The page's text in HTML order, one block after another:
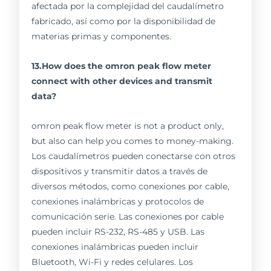
afectada por la complejidad del caudalímetro
fabricado, así como por la disponibilidad de
materias primas y componentes.
13.How does the omron peak flow meter
connect with other devices and transmit
data?
omron peak flow meter is not a product only,
but also can help you comes to money-making.
Los caudalímetros pueden conectarse con otros
dispositivos y transmitir datos a través de
diversos métodos, como conexiones por cable,
conexiones inalámbricas y protocolos de
comunicación serie. Las conexiones por cable
pueden incluir RS-232, RS-485 y USB. Las
conexiones inalámbricas pueden incluir
Bluetooth, Wi-Fi y redes celulares. Los